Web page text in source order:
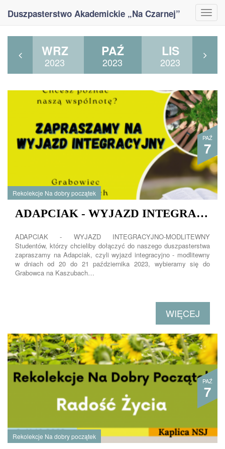
Duszpasterstwo Akademickie „Na Czarnej”
WRZ
2023
PAŹ
2023
LIS
2023
PAŹ
7
Rekolekcje Na dobry początek
ADAPCIAK - WYJAZD INTEGRACYJNO-MODLITEWNY
ADAPCIAK - WYJAZD INTEGRACYJNO-MODLITEWNY
Studentów, którzy chcieliby dołączyć do naszego duszpasterstwa
zapraszamy na Adapciak, czyli wyjazd integracyjno - modlitewny
w dniach od 20 do 21 października 2023, wybieramy się do
Grabowca na Kaszubach…
WIĘCEJ
PAŹ
7
Rekolekcje Na dobry początek